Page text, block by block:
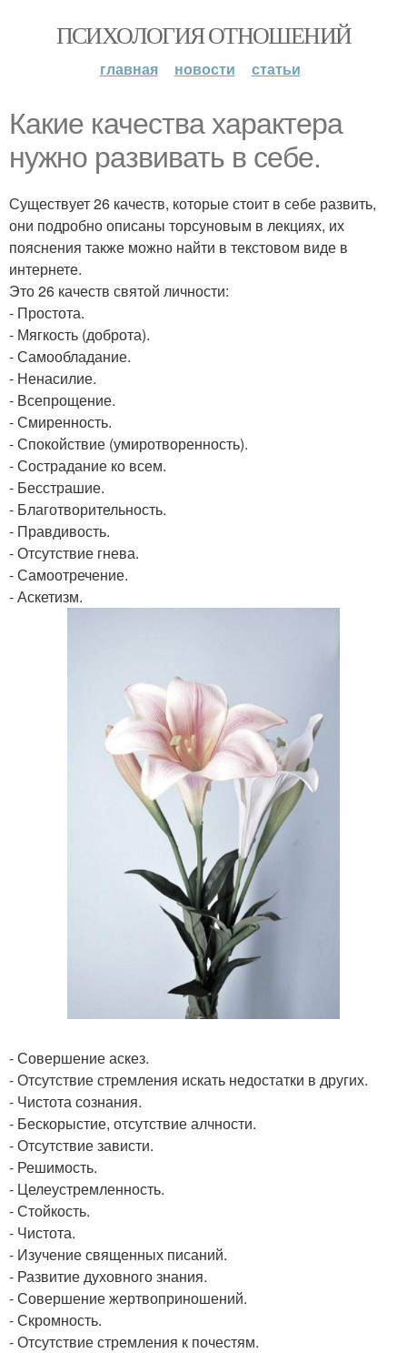
ПСИХОЛОГИЯ ОТНОШЕНИЙ
главная новости статьи
Какие качества характера
нужно развивать в себе.
Существует 26 качеств, которые стоит в себе развить,
они подробно описаны торсуновым в лекциях, их
пояснения также можно найти в текстовом виде в
интернете.
Это 26 качеств святой личности:
- Простота.
- Мягкость (доброта).
- Самообладание.
- Ненасилие.
- Всепрощение.
- Смиренность.
- Спокойствие (умиротворенность).
- Сострадание ко всем.
- Бесстрашие.
- Благотворительность.
- Правдивость.
- Отсутствие гнева.
- Самоотречение.
- Аскетизм.
- Совершение аскез.
- Отсутствие стремления искать недостатки в других.
- Чистота сознания.
- Бескорыстие, отсутствие алчности.
- Отсутствие зависти.
- Решимость.
- Целеустремленность.
- Стойкость.
- Чистота.
- Изучение священных писаний.
- Развитие духовного знания.
- Совершение жертвоприношений.
- Скромность.
- Отсутствие стремления к почестям.